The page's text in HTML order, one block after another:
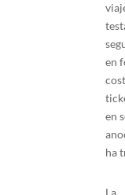
en
en
ha
La